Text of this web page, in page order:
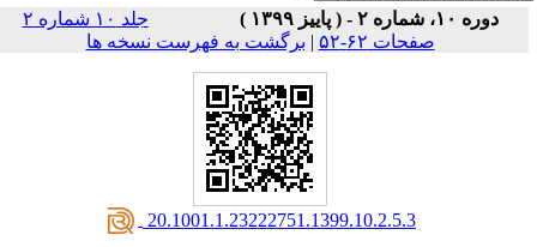
دوره ۱۰، شماره ۲ - ( پاییز ۱۳۹۹ )
جلد ۱۰ شماره ۲
صفحات ۶۲-۵۲
|برگشت به فهرست نسخه ها
‎ 20.1001.1.23222751.1399.10.2.5.3